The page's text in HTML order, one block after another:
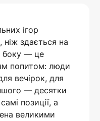
ігор
ніж здається на
боку — це
попитом: люди
вечірок, для
— десятки
позиції, а
великими